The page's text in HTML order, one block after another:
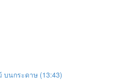
บนกระดาษ (13:43)